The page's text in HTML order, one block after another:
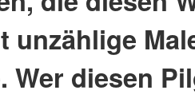
unzählige
Wer diesen